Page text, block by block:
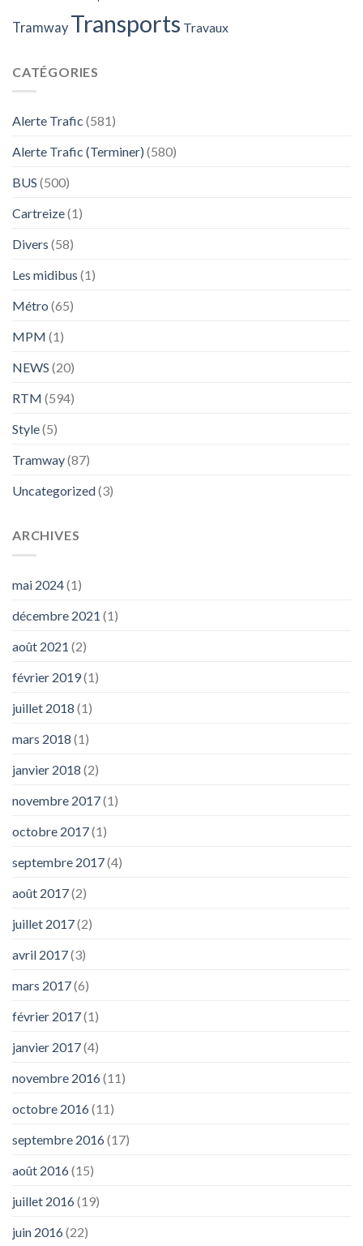
Tramway Transports Travaux
CATÉGORIES
Alerte Trafic (581)
Alerte Trafic (Terminer) (580)
BUS (500)
Cartreize(1)
Divers (58)
Les midibus (1)
Métro (65)
MPM (1)
NEWS (20)
RTM (594)
Style(5)
Tramway(87)
Uncategorized(3)
ARCHIVES
mai 2024(1)
décembre 2021 (1)
août 2021 (2)
février 2019(1)
juillet 2018 (1)
mars 2018 (1)
janvier 2018 (2)
novembre 2017(1)
octobre 2017(1)
septembre 2017(4)
août 2017(2)
juillet 2017(2)
avril 2017(3)
mars 2017(6)
février 2017(1)
janvier 2017(4)
novembre 2016(11)
octobre 2016(11)
septembre 2016(17)
août 2016(15)
juillet 2016(19)
juin 2016(22)